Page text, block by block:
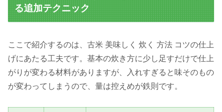
る追加テクニック
ここで紹介するのは、古米 美味しく 炊く 方法 コツの仕上
げにあたる工夫です。基本の炊き方に少し足すだけで仕上
がりが変わる材料がありますが、入れすぎると味そのもの
が変わってしまうので、量は控えめが鉄則です。